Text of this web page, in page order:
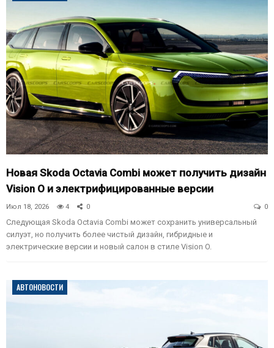
Новая Skoda Octavia Combi может получить дизайн
Vision O и электрифицированные версии
Июл 18, 2026 4 0 0
Следующая Skoda Octavia Combi может сохранить универсальный
силуэт, но получить более чистый дизайн, гибридные и
электрические версии и новый салон в стиле Vision O.
АВТОНОВОСТИ